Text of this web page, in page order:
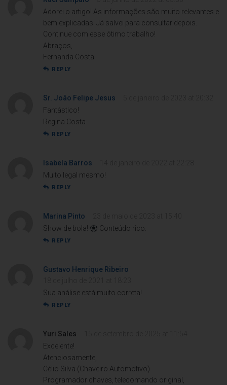
Adorei o artigo! As informações são muito relevantes e
bem explicadas. Já salvei para consultar depois.
Continue com esse ótimo trabalho!
Abraços,
Fernanda Costa
REPLY
Sr. João Felipe Jesus
Fantástico!
Regina Costa
REPLY
Isabela Barros
Muito legal mesmo!
REPLY
Marina Pinto
Show de bola!
Conteúdo rico.
REPLY
Gustavo Henrique Ribeiro
Sua análise está muito correta!
REPLY
Yuri Sales
Excelente!
Atenciosamente,
Célio Silva (Chaveiro Automotivo)
Programador chaves, telecomando original,